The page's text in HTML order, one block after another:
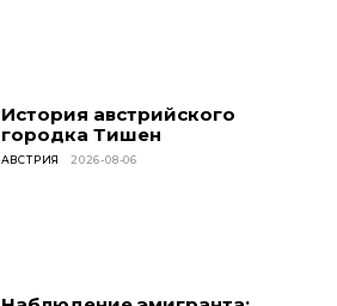
История австрийского
городка Тишен
АВСТРИЯ 2026-08-06